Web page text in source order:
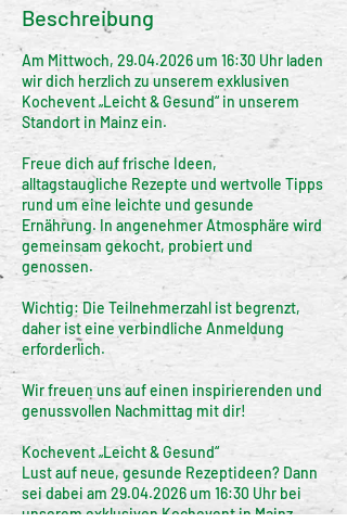
d
t
Beschreibung
Am Mittwoch, 29.04.2026 um 16:30 Uhr laden
wir dich herzlich zu unserem exklusiven
Kochevent „Leicht & Gesund“ in unserem
Standort in Mainz ein.
Freue dich auf frische Ideen,
alltagstaugliche Rezepte und wertvolle Tipps
rund um eine leichte und gesunde
Ernährung. In angenehmer Atmosphäre wird
gemeinsam gekocht, probiert und
genossen.
Wichtig: Die Teilnehmerzahl ist begrenzt,
daher ist eine verbindliche Anmeldung
erforderlich.
Wir freuen uns auf einen inspirierenden und
genussvollen Nachmittag mit dir!
Kochevent „Leicht & Gesund“
Lust auf neue, gesunde Rezeptideen? Dann
sei dabei am 29.04.2026 um 16:30 Uhr bei
unserem exklusiven Kochevent in Mainz.